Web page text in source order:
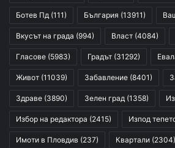
Ботев Пд (111) България (13911)
Вкусът на града (994) Власт (4084)
Гласове (5983) Градът (31292)
Живот (11039) Забавление (8401)
Здраве (3890) Зелен град (1358)
Избор на редактора (2415) Изпод
Имоти в Пловдив (237) Квартали (2304)